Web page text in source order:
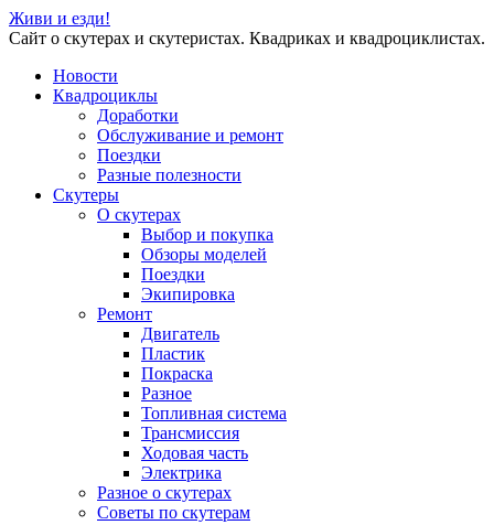
Живи и езди!
Сайт о скутерах и скутеристах. Квадриках и квадроциклистах.
Новости
Квадроциклы
Доработки
Обслуживание и ремонт
Поездки
Разные полезности
Скутеры
О скутерах
Выбор и покупка
Обзоры моделей
Поездки
Экипировка
Ремонт
Двигатель
Пластик
Покраска
Разное
Топливная система
Трансмиссия
Ходовая часть
Электрика
Разное о скутерах
Советы по скутерам